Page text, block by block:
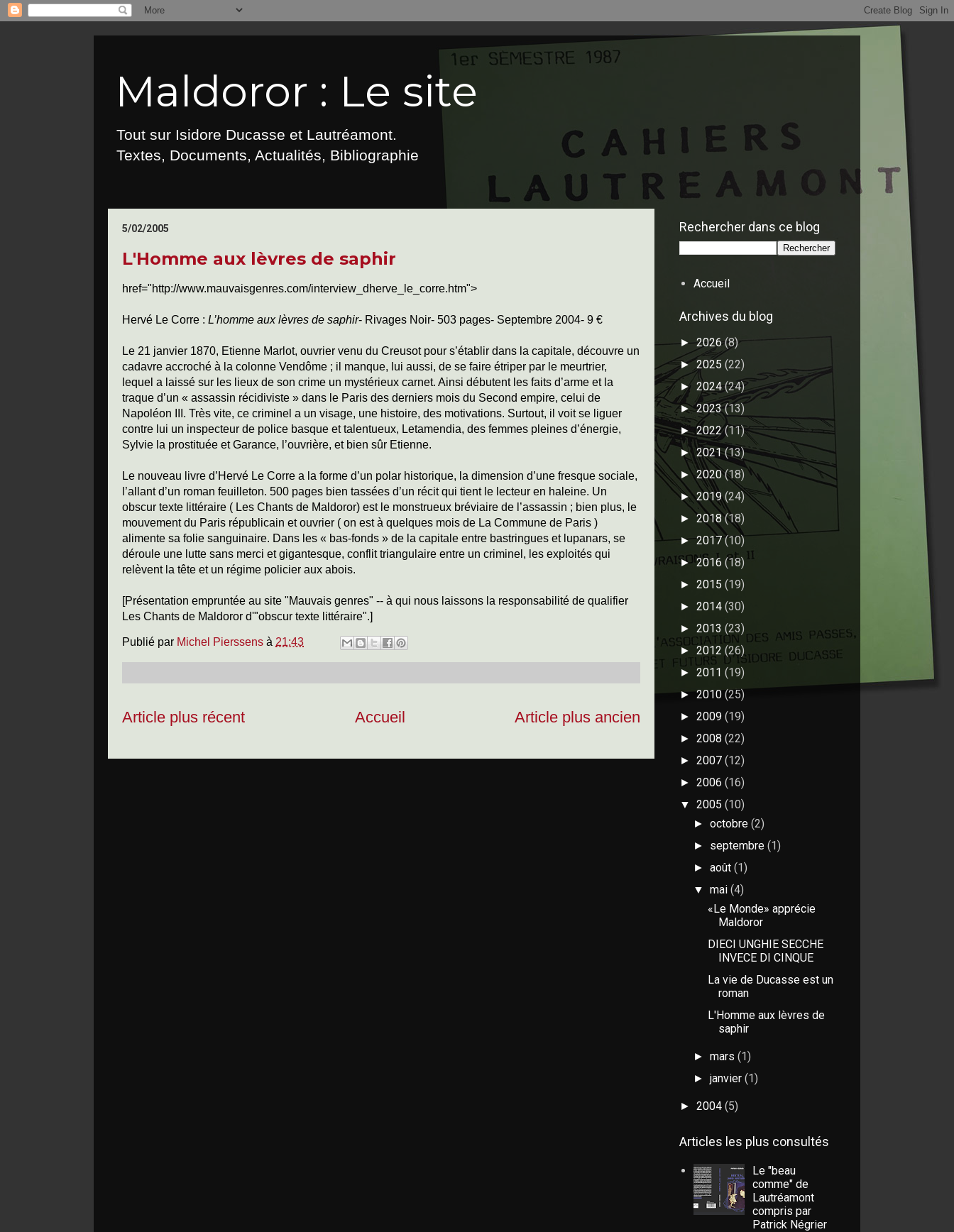
Maldoror : Le site
Tout sur Isidore Ducasse et Lautréamont.
Textes, Documents, Actualités, Bibliographie
5/02/2005
L'Homme aux lèvres de saphir
href="http://www.mauvaisgenres.com/interview_dherve_le_corre.htm">
Hervé Le Corre : L’homme aux lèvres de saphir- Rivages Noir- 503 pages- Septembre 2004- 9 €
Le 21 janvier 1870, Etienne Marlot, ouvrier venu du Creusot pour s’établir dans la capitale, découvre un
cadavre accroché à la colonne Vendôme ; il manque, lui aussi, de se faire étriper par le meurtrier,
lequel a laissé sur les lieux de son crime un mystérieux carnet. Ainsi débutent les faits d’arme et la
traque d’un « assassin récidiviste » dans le Paris des derniers mois du Second empire, celui de
Napoléon III. Très vite, ce criminel a un visage, une histoire, des motivations. Surtout, il voit se liguer
contre lui un inspecteur de police basque et talentueux, Letamendia, des femmes pleines d’énergie,
Sylvie la prostituée et Garance, l’ouvrière, et bien sûr Etienne.
Le nouveau livre d’Hervé Le Corre a la forme d’un polar historique, la dimension d’une fresque sociale,
l’allant d’un roman feuilleton. 500 pages bien tassées d’un récit qui tient le lecteur en haleine. Un
obscur texte littéraire ( Les Chants de Maldoror) est le monstrueux bréviaire de l’assassin ; bien plus, le
mouvement du Paris républicain et ouvrier ( on est à quelques mois de La Commune de Paris )
alimente sa folie sanguinaire. Dans les « bas-fonds » de la capitale entre bastringues et lupanars, se
déroule une lutte sans merci et gigantesque, conflit triangulaire entre un criminel, les exploités qui
relèvent la tête et un régime policier aux abois.
[Présentation empruntée au site "Mauvais genres" -- à qui nous laissons la responsabilité de qualifier
Les Chants de Maldoror d'"obscur texte littéraire".]
Publié par Michel Pierssens à 21:43
Article plus récent Article plus ancien
Accueil
Rechercher dans ce blog
Accueil
Archives du blog
►2026(8)
►2025 (22)
► 2024(24)
►2023(13)
►2022(11)
►2021(13)
►2020(18)
►2019(24)
► 2018(18)
►2017(10)
►2016 (18)
► 2015 (19)
► 2014 (30)
► 2013 (23)
► 2012 (26)
► 2011 (19)
►2010 (25)
► 2009 (19)
► 2008 (22)
► 2007 (12)
► 2006 (16)
▼ 2005 (10)
►octobre(2)
► septembre(1)
►août(1)
▼mai(4)
«Le Monde» apprécie
Maldoror
DIECI UNGHIE SECCHE
INVECE DI CINQUE
La vie de Ducasse est un
roman
L'Homme aux lèvres de
saphir
►mars(1)
►janvier(1)
► 2004 (5)
Articles les plus consultés
Le "beau
comme" de
Lautréamont
compris par
Patrick Négrier